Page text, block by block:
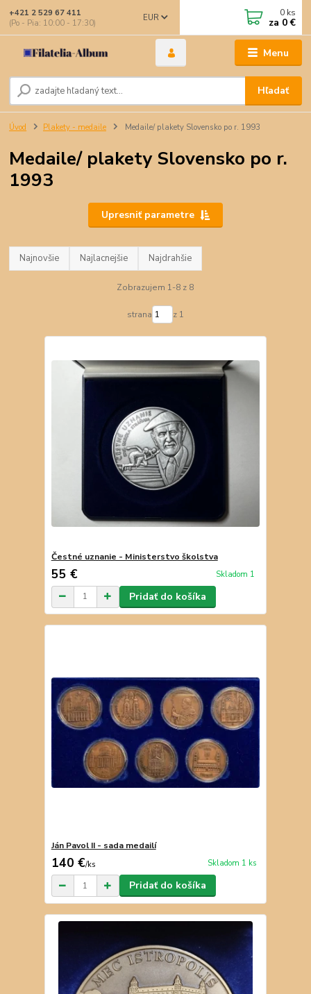
Menu
EUR
Hľadať
+421 2 529 67 411
(Po - Pia: 10:00 - 17:30)
0 ks
za 0 €
Úvod Plakety - medaile Medaile/ plakety Slovensko po r. 1993
Medaile/ plakety Slovensko po r.
1993
Upresniť parametre
Najnovšie Najlacnejšie Najdrahšie
Zobrazujem 1-8 z 8
strana z 1
Čestné uznanie - Ministerstvo školstva
55 € Skladom 1
Pridať do košíka
Ján Pavol II - sada medailí
140 €/ks Skladom 1 ks
Pridať do košíka